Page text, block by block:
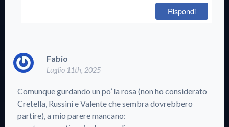
Rispondi
Fabio
Luglio 11th, 2025
Comunque gurdando un po’ la rosa (non ho considerato
Cretella, Russini e Valente che sembra dovrebbero
partire), a mio parere mancano: